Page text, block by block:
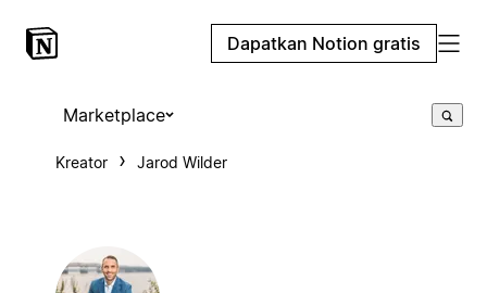
Dapatkan Notion gratis
Marketplace
Kreator Jarod Wilder